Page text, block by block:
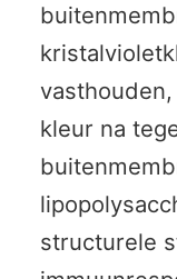
kleur na
structurele